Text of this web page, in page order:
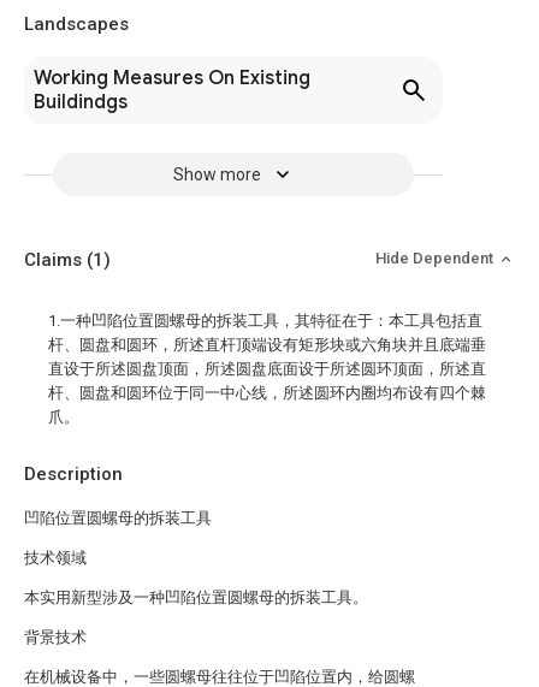
Landscapes
Working Measures On Existing
Buildindgs
Show more
Description
凹陷位置圆螺母的拆装工具
技术领域
本实用新型涉及一种凹陷位置圆螺母的拆装工具。
背景技术
在机械设备中，一些圆螺母往往位于凹陷位置内，给圆螺
Claims (1) Hide Dependent
1.一种凹陷位置圆螺母的拆装工具，其特征在于：本工具包括直
杆、圆盘和圆环，所述直杆顶端设有矩形块或六角块并且底端垂
直设于所述圆盘顶面，所述圆盘底面设于所述圆环顶面，所述直
杆、圆盘和圆环位于同一中心线，所述圆环内圈均布设有四个棘
爪。